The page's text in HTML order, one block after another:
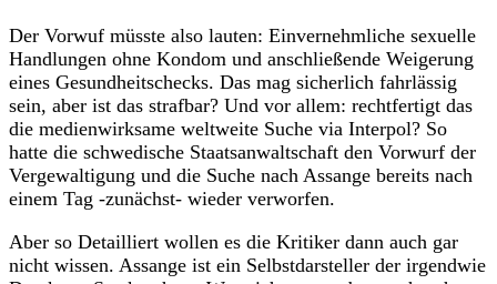
Der Vorwuf müsste also lauten: Einvernehmliche sexuelle
Handlungen ohne Kondom und anschließende Weigerung
eines Gesundheitschecks. Das mag sicherlich fahrlässig
sein, aber ist das strafbar? Und vor allem: rechtfertigt das
die medienwirksame weltweite Suche via Interpol? So
hatte die schwedische Staatsanwaltschaft den Vorwurf der
Vergewaltigung und die Suche nach Assange bereits nach
einem Tag -zunächst- wieder verworfen.
Aber so Detailliert wollen es die Kritiker dann auch gar
nicht wissen. Assange ist ein Selbstdarsteller der irgendwie